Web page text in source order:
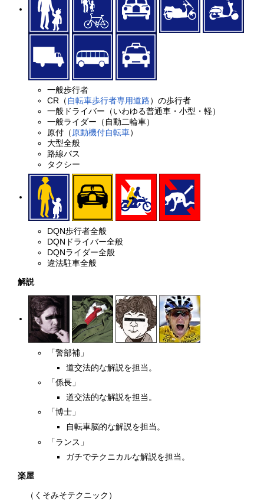
一般歩行者
CR（ 自転車歩行者専用道路）の歩行者
一般ドライバー（いわゆる普通車・小型・軽）
一般ライダー（自動二輪車）
原付（ 原動機付自転車）
大型全般
路線バス
タクシー
DQN歩行者全般
DQNドライバー全般
DQNライダー全般
違法駐車全般
解説
「警部補」
道交法的な解説を担当。
「係長」
道交法的な解説を担当。
「博士」
自転車脳的な解説を担当。
「ランス」
ガチでテクニカルな解説を担当。
楽屋
（くそみそテクニック）